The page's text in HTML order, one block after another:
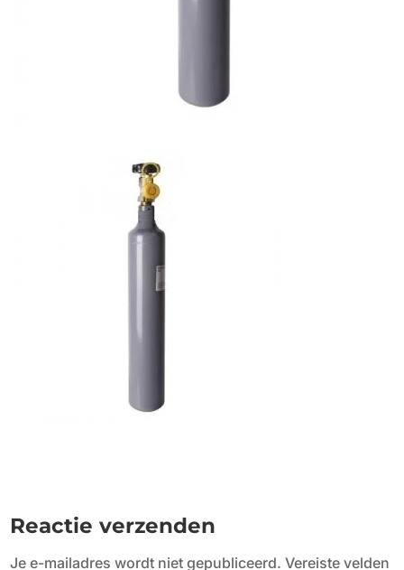
Reactie verzenden
Je e-mailadres wordt niet gepubliceerd. Vereiste velden